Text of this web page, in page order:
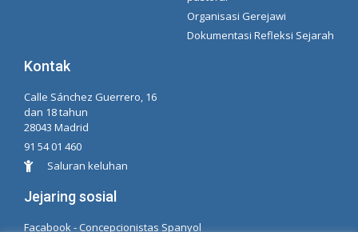
Organisasi Gerejawi
Dokumentasi Refleksi Sejarah
Kontak
Calle Sánchez Guerrero, 16
dan 18 tahun
28043 Madrid
91 54 01 460
Saluran keluhan
Jejaring sosial
Facabook - Concepcionistas Spanyol